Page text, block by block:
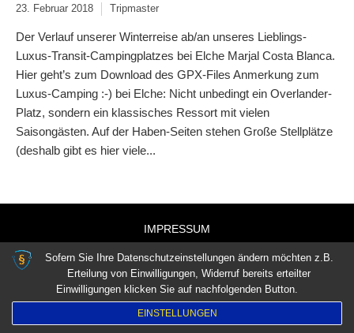
23. Februar 2018 Tripmaster
Der Verlauf unserer Winterreise ab/an unseres Lieblings-
Luxus-Transit-Campingplatzes bei Elche Marjal Costa Blanca.
Hier geht’s zum Download des GPX-Files Anmerkung zum
Luxus-Camping :-) bei Elche: Nicht unbedingt ein Overlander-
Platz, sondern ein klassisches Ressort mit vielen
Saisongästen. Auf der Haben-Seiten stehen Große Stellplätze
(deshalb gibt es hier viele...
IMPRESSUM
Sofern Sie Ihre Datenschutzeinstellungen ändern möchten z.B.
Erteilung von Einwilligungen, Widerruf bereits erteilter
Einwilligungen klicken Sie auf nachfolgenden Button.
EINSTELLUNGEN